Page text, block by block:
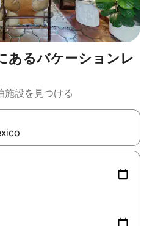
あるバケーションレ
設を見つける
上下の矢印キーを使って移動するか